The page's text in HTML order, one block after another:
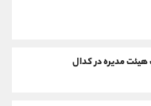
مدیره در کدال